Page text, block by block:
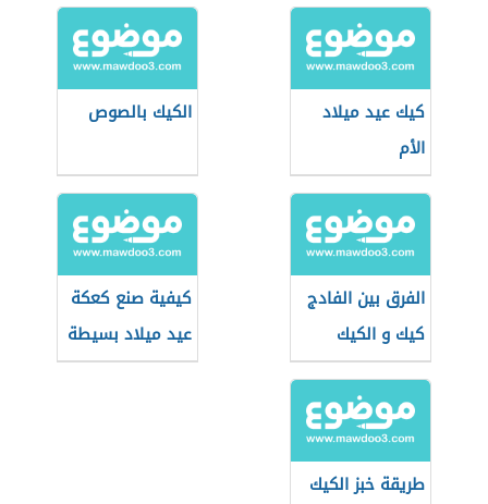
كيك عيد ميلاد
الأم
الكيك بالصوص
الفرق بين الفادج
كيك و الكيك
العادي
كيفية صنع كعكة
عيد ميلاد بسيطة
طريقة خبز الكيك